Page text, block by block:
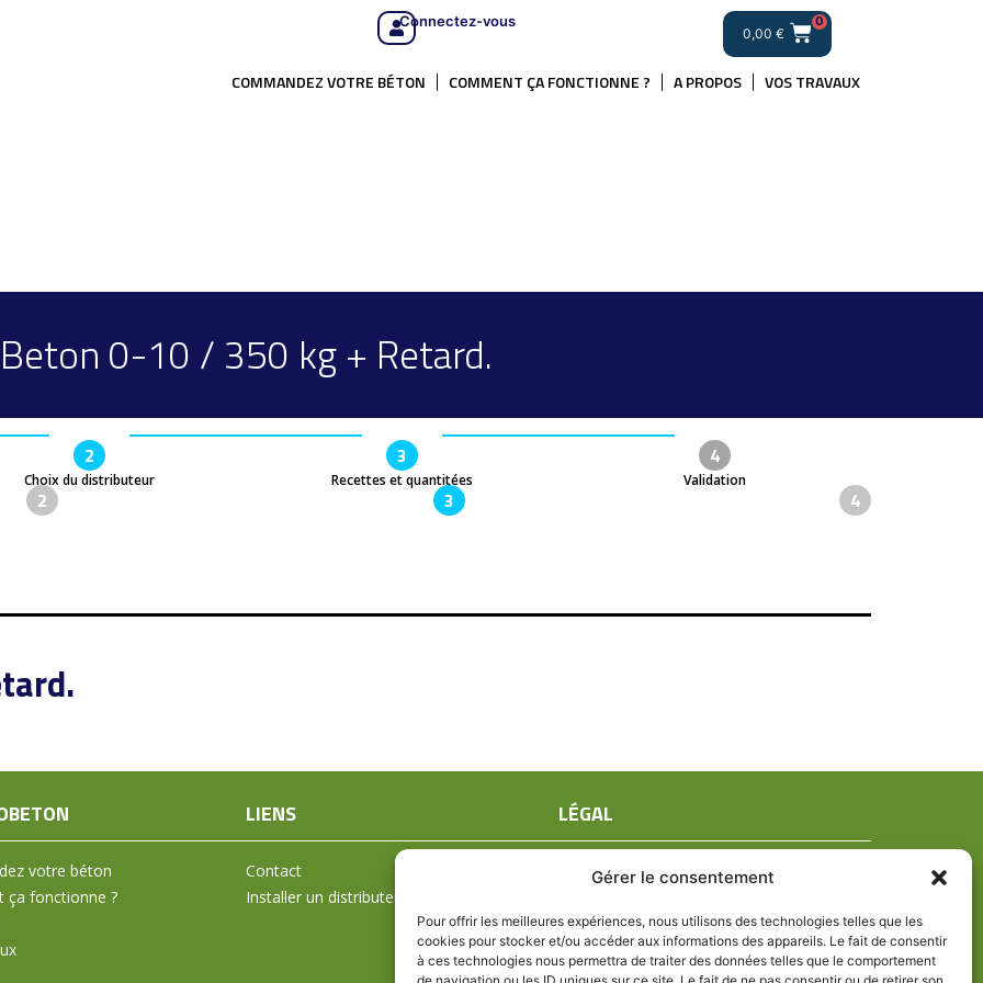
Gérer le consentement
Pour offrir les meilleures expériences, nous utilisons des technologies telles que les
cookies pour stocker et/ou accéder aux informations des appareils. Le fait de consentir
à ces technologies nous permettra de traiter des données telles que le comportement
Connectez-vous
0,00 €
0
COMMANDEZ VOTRE BÉTON COMMENT ÇA FONCTIONNE ? A PROPOS VOS TRAVAUX
Beton 0-10 / 350 kg + Retard.
2
Choix du distributeur
3
Recettes et quantitées
4
Validation
2 3 4
votre béton
ça fonctionne ?
LIENS
Contact
Installer un distributeur
LÉGAL
Mentions légales
Politique de confidentialité
Politique de cookies (UE)